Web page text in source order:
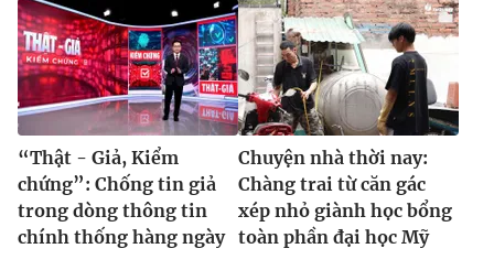
“Thật - Giả, Kiểm
chứng”: Chống tin giả
trong dòng thông tin
chính thống hàng ngày
Chuyện nhà thời nay:
Chàng trai từ căn gác
xép nhỏ giành học bổng
toàn phần đại học Mỹ